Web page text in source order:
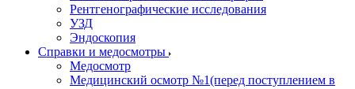
Рентгенографические исследования
УЗД
Эндоскопия
Справки и медосмотры
Медосмотр
Медицинский осмотр №1(перед поступлением в